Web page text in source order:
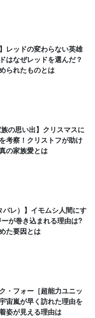
レッドの変わらない英雄
はなぜレッドを選んだ？
られたものとは
族の思い出】クリスマスに
考察！クリストフが助け
の家族愛とは
バレ）】イモムシ人間にす
が巻き込まれる理由は?
た要因とは
・フォー［超能力ユニッ
宙嵐が早く訪れた理由を
姿が見える理由は